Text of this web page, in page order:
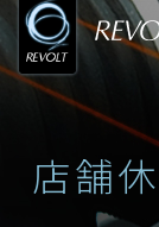
店舗